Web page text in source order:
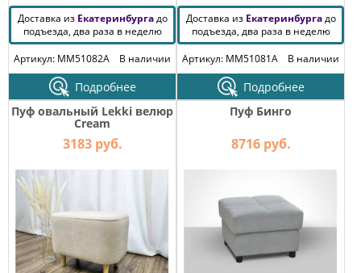
Доставка из Екатеринбургадо
подъезда, два раза в неделю
Артикул: MM51082A
В наличии
Подробнее
Доставка из Екатеринбургадо
подъезда, два раза в неделю
Артикул: MM51081A
В наличии
Подробнее
Пуф овальный Lekki велюр
Cream
3183 руб.
Пуф Бинго
8716 руб.